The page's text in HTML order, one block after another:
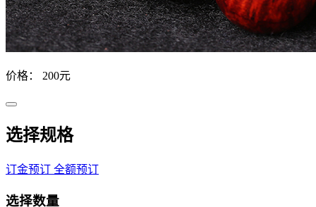
价格： 200元
选择规格
订金预订 全额预订
选择数量